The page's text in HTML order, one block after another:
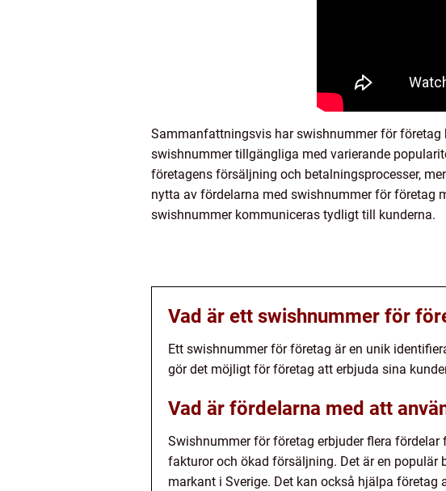
Sammanfattningsvis har swishnummer för
swishnummer tillgängliga med varierande
företagens försäljning och betalningsprocesser,
nytta av fördelarna med swishnummer för företag
swishnummer kommuniceras tydligt till kunderna.
Vad är ett swishnummer för
Ett swishnummer för företag är en unik
gör det möjligt för företag att erbjuda sina
Vad är fördelarna med att
Swishnummer för företag erbjuder flera
fakturor och ökad försäljning. Det är en
markant i Sverige. Det kan också hjälpa